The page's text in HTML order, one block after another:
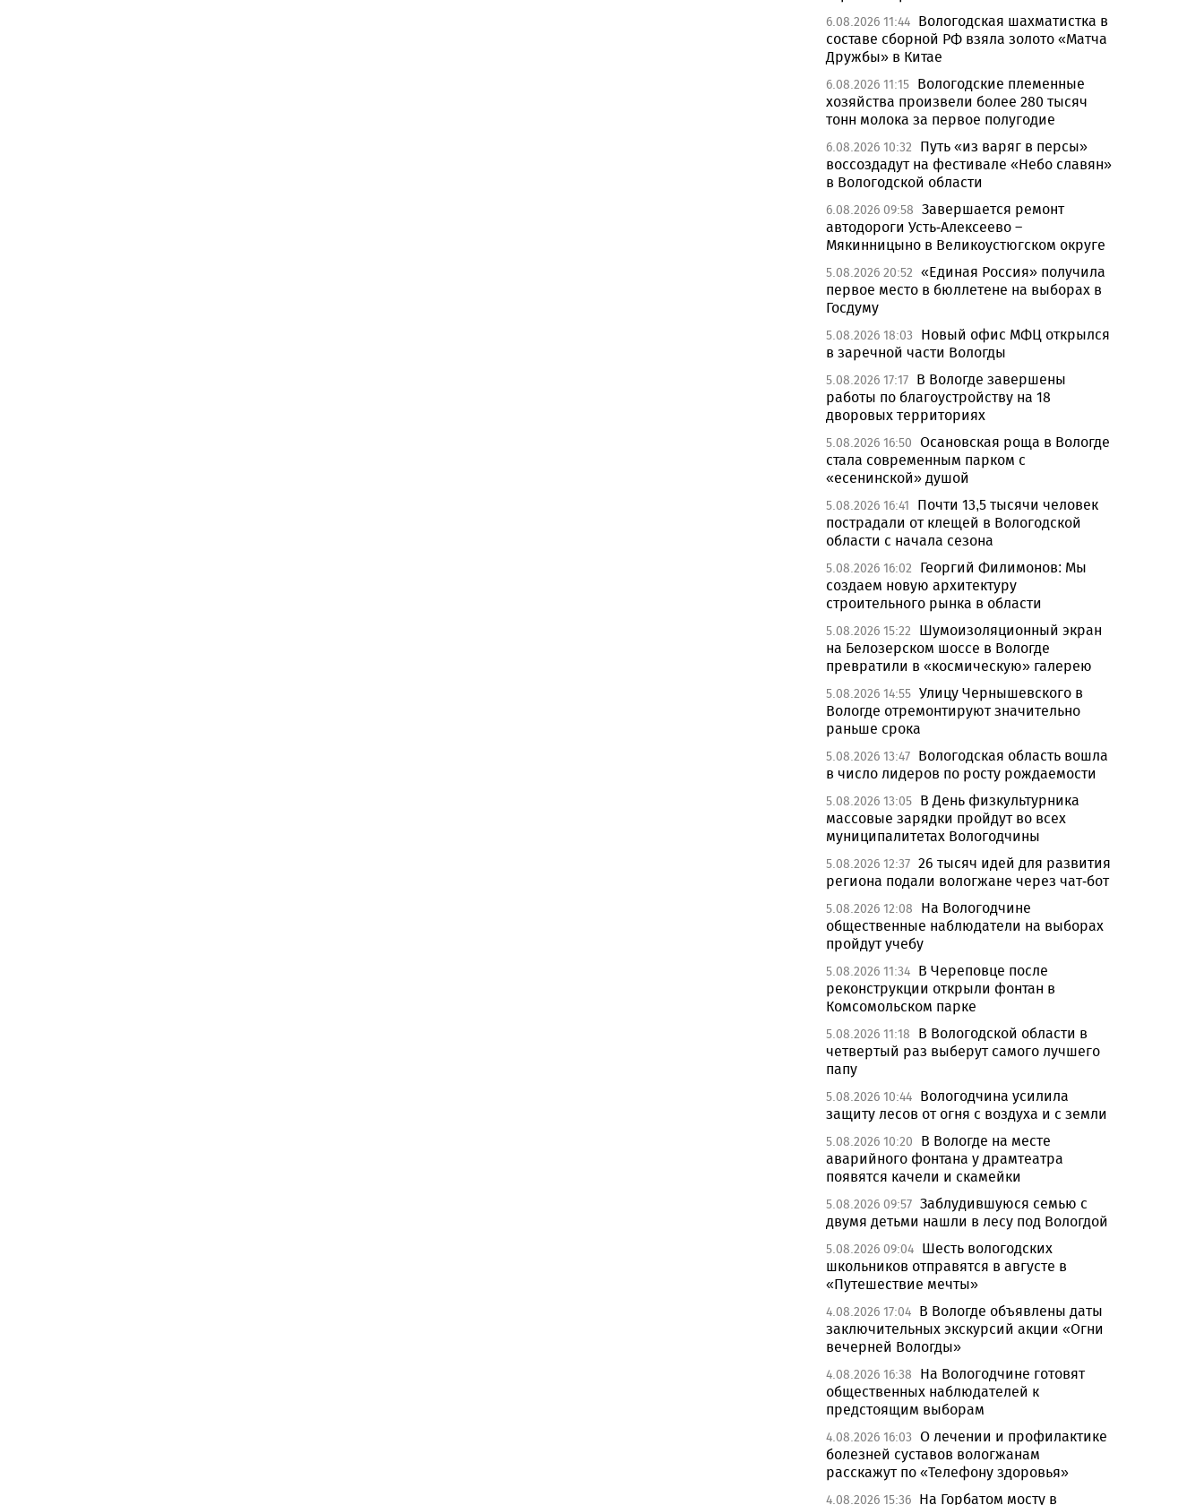
6.08.2026 11:44 Вологодская шахматистка в
составе сборной РФ взяла золото «Матча
Дружбы» в Китае
6.08.2026 11:15 Вологодские племенные
хозяйства произвели более 280 тысяч
тонн молока за первое полугодие
6.08.2026 10:32
Путь «из варяг в персы»
воссоздадут на фестивале «Небо славян»
в Вологодской области
6.08.2026 09:58 Завершается ремонт
автодороги Усть-Алексеево –
Мякинницыно в Великоустюгском округе
5.08.2026 20:52 «Единая Россия» получила
первое место в бюллетене на выборах в
Госдуму
5.08.2026 18:03
Новый офис МФЦ открылся
в заречной части Вологды
5.08.2026 17:17 В Вологде завершены
работы по благоустройству на 18
дворовых территориях
5.08.2026 16:50 Осановская роща в Вологде
стала современным парком с
«есенинской» душой
5.08.2026 16:41
Почти 13,5 тысячи человек
пострадали от клещей в Вологодской
области с начала сезона
5.08.2026 16:02
Георгий Филимонов: Мы
создаем новую архитектуру
строительного рынка в области
5.08.2026 15:22
Шумоизоляционный экран
на Белозерском шоссе в Вологде
превратили в «космическую» галерею
5.08.2026 14:55 Улицу Чернышевского в
Вологде отремонтируют значительно
раньше срока
5.08.2026 13:47 Вологодская область вошла
в число лидеров по росту рождаемости
5.08.2026 13:05 В День физкультурника
массовые зарядки пройдут во всех
муниципалитетах Вологодчины
5.08.2026 12:37 26 тысяч идей для развития
региона подали вологжане через чат-бот
5.08.2026 12:08
На Вологодчине
общественные наблюдатели на выборах
пройдут учебу
5.08.2026 11:34 В Череповце после
реконструкции открыли фонтан в
Комсомольском парке
5.08.2026 11:18
В Вологодской области в
четвертый раз выберут самого лучшего
папу
5.08.2026 10:44 Вологодчина усилила
защиту лесов от огня с воздуха и с земли
5.08.2026 10:20
В Вологде на месте
аварийного фонтана у драмтеатра
появятся качели и скамейки
5.08.2026 09:57 Заблудившуюся семью с
двумя детьми нашли в лесу под Вологдой
5.08.2026 09:04 Шесть вологодских
школьников отправятся в августе в
«Путешествие мечты»
4.08.2026 17:04 В Вологде объявлены даты
заключительных экскурсий акции «Огни
вечерней Вологды»
4.08.2026 16:38
На Вологодчине готовят
общественных наблюдателей к
предстоящим выборам
4.08.2026 16:03 О лечении и профилактике
болезней суставов вологжанам
расскажут по «Телефону здоровья»
4.08.2026 15:36 На Горбатом мосту в